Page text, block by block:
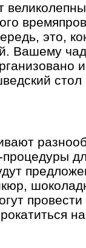
это,
Вашему
стол